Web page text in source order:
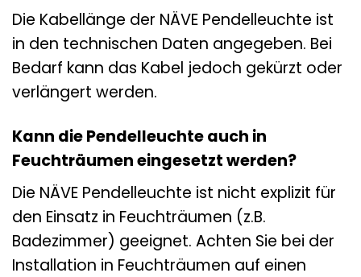
Die Kabellänge der NÄVE Pendelleuchte ist
in den technischen Daten angegeben. Bei
Bedarf kann das Kabel jedoch gekürzt oder
verlängert werden.
Kann die Pendelleuchte auch in
Feuchträumen eingesetzt werden?
Die NÄVE Pendelleuchte ist nicht explizit für
den Einsatz in Feuchträumen (z.B.
Badezimmer) geeignet. Achten Sie bei der
Installation in Feuchträumen auf einen